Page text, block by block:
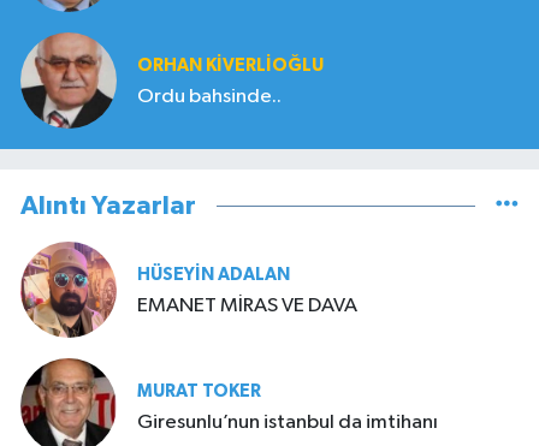
ORHAN KIVERLIOĞLU
Ordu bahsinde..
Alıntı Yazarlar
HÜSEYIN ADALAN
EMANET MİRAS VE DAVA
MURAT TOKER
Giresunlu’nun istanbul da imtihanı